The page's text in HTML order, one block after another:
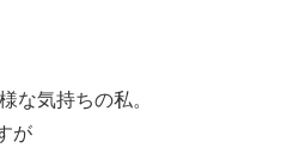
な気持ちの私。
が